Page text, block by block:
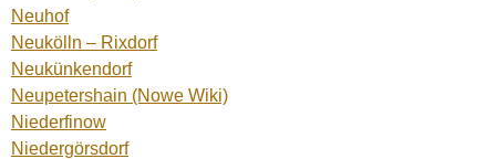
Neuhof
Neukölln – Rixdorf
Neukünkendorf
Neupetershain (Nowe Wiki)
Niederfinow
Niedergörsdorf